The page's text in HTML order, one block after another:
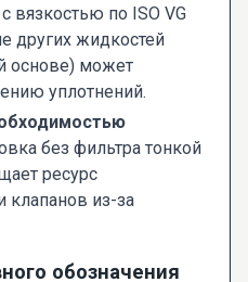
вязкостью по ISO VG
других жидкостей
основе) может
уплотнений.
без фильтра тонкой
ресурс
клапанов из-за
обозначения